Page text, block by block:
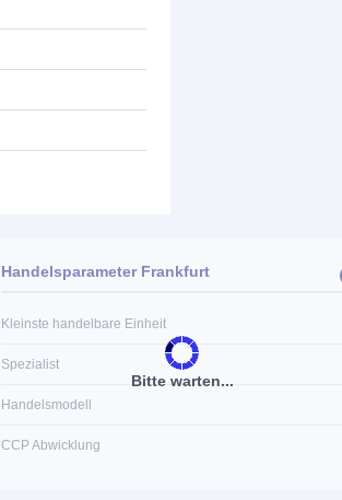
Bitte warten...
Handelsparameter Frankfurt
Kleinste handelbare Einheit
Spezialist
Handelsmodell
CCP Abwicklung